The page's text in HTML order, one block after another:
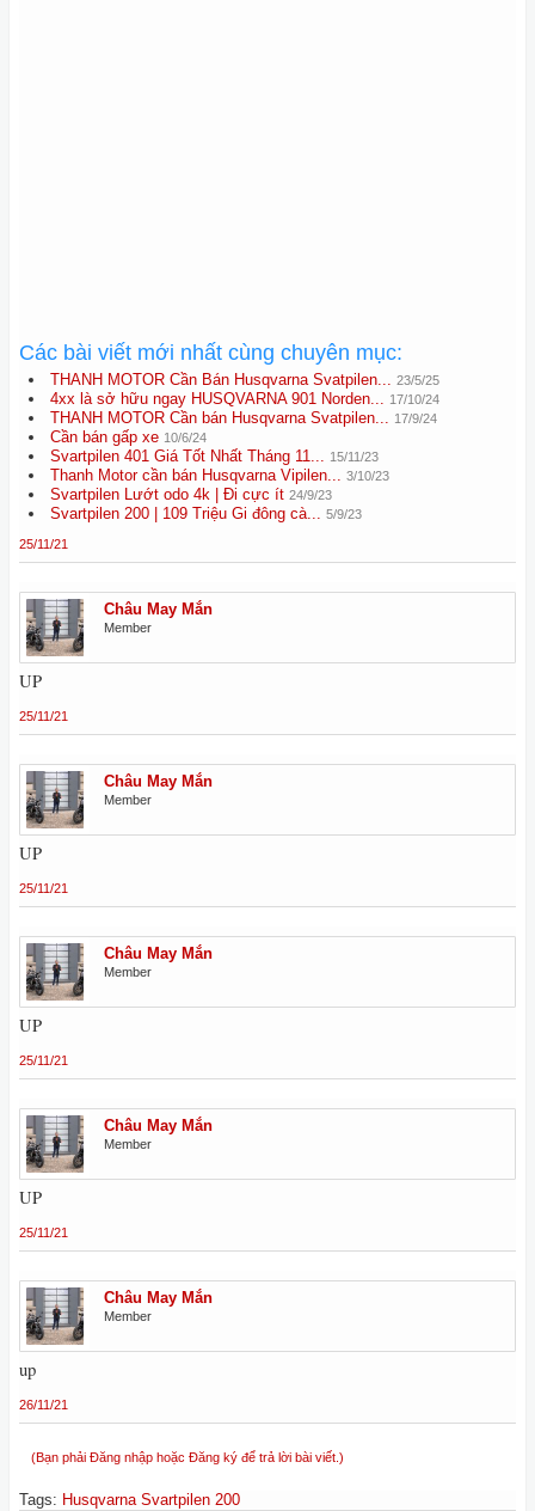
Các bài viết mới nhất cùng chuyên mục:
THANH MOTOR Cần Bán Husqvarna Svatpilen... 23/5/25
4xx là sở hữu ngay HUSQVARNA 901 Norden... 17/10/24
THANH MOTOR Cần bán Husqvarna Svatpilen... 17/9/24
Cần bán gấp xe 10/6/24
Svartpilen 401 Giá Tốt Nhất Tháng 11... 15/11/23
Thanh Motor cần bán Husqvarna Vipilen... 3/10/23
Svartpilen Lướt odo 4k | Đi cực ít 24/9/23
Svartpilen 200 | 109 Triệu Gi đông cà... 5/9/23
25/11/21
Châu May Mắn
Member
UP
25/11/21
Châu May Mắn
Member
UP
25/11/21
Châu May Mắn
Member
UP
25/11/21
Châu May Mắn
Member
UP
25/11/21
Châu May Mắn
Member
up
26/11/21
(Bạn phải Đăng nhập hoặc Đăng ký để trả lời bài viết.)
Tags: Husqvarna Svartpilen 200